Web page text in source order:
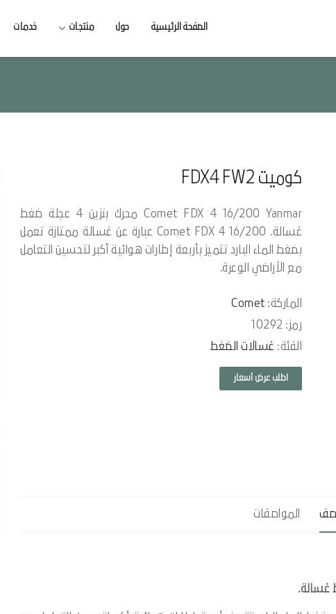
الصفحة الرئيسية حول منتجات خدمات
كوميت FDX4 FW2
Comet FDX 4 16/200 Yanmar محرك بنزين 4 عجلة ضغط
غسالة. Comet FDX 4 16/200 عبارة عن غسالة ممتازة تعمل
بضغط الماء البارد تتميز بأربعة إطارات هوائية أكبر لتحسين التعامل
مع الأراضي الوعرة.
الماركة: Comet
رمز: 10292
الفئة: غسالات الضغط
اطلب عرض أسعار
المواصفات